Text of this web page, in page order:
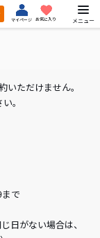
マイページ お気に入り メニュー
いただけません。
。
で
がない場合は、